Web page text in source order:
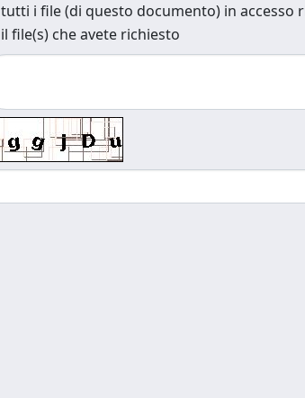
tutti i file (di questo documento) in accesso
il file(s) che avete richiesto